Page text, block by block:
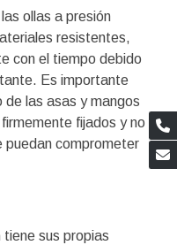
ollas a presión
resistentes,
con el tiempo debido
Es importante
las asas y mangos
fijados y no
puedan comprometer
sus propias